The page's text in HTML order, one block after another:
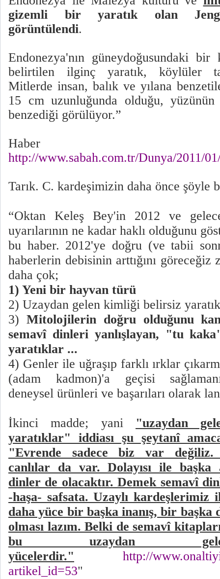
gizemli bir yaratık olan
görüntülendi.
Endonezya'nın güneydoğusundaki
belirtilen ilginç yaratık, köylüler
Mitlerde insan, balık ve yılana
15 cm uzunluğunda olduğu, yüzünün
benzediği görülüyor.”
Haber
http://www.sabah.com.tr/Dunya/2011/
Tarık. C. kardeşimizin daha önce şöyle
“Oktan Keleş Bey'in 2012 ve
uyarılarının ne kadar haklı olduğunu
bu haber. 2012'ye doğru (ve tabii
haberlerin debisinin arttığını
daha çok;
1) Yeni bir hayvan türü
2) Uzaydan gelen kimliği belirsiz
3) Mitolojilerin doğru olduğunu
semavî dinleri yanlışlayan, "tu
yaratıklar ...
4) Genler ile uğraşıp farklı ırklar
(adam kadmon)'a geçisi
deneysel ürünleri ve başarıları olarak
İkinci madde; yani
"uzaydan
yaratıklar" iddiası şu şeytanî
"Evrende sadece biz var değiliz.
canlılar da var. Dolayısı ile başka
dinler de olacaktır. Demek semavî
-haşa- safsata. Uzaylı kardeşlerimiz
daha yüce bir başka inanış, bir başka
olması lazım. Belki de semavî
bu uzaydan
yücelerdir."
http://
artikel_id=53"